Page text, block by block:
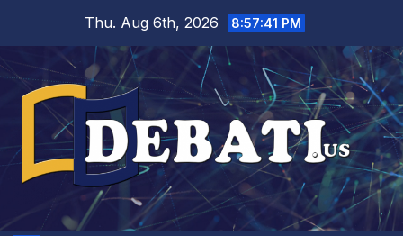
content
Thu. Aug 6th, 2026 8:57:42 PM